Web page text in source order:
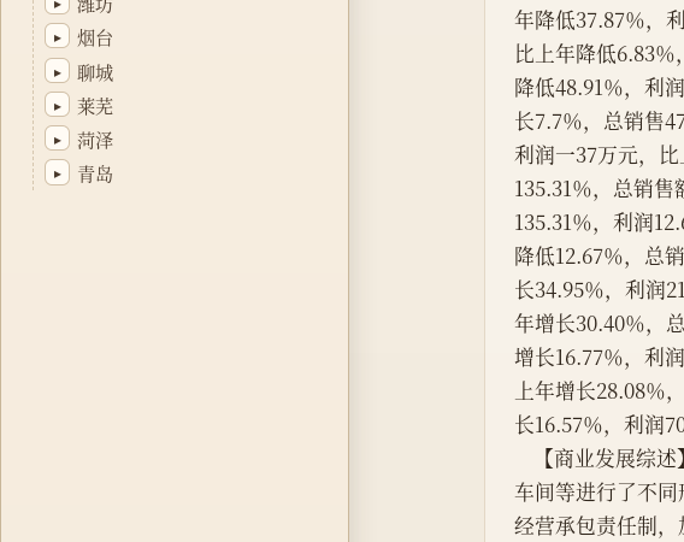
▸ 烟台
▸ 聊城
▸ 莱芜
▸ 菏泽
▸ 青岛
年降低37.87％，
比上年降低6.83
降低48.91％，利
长7.7％，总销售
利润一37万元，
135.31％，总销
135.31％，利润
降低12.67％，总
长34.95％，利润
年增长30.40％，
增长16.77％，利
上年增长28.08％
长16.57％，利润
【商业发展
车间等进行了不
经营承包责任制